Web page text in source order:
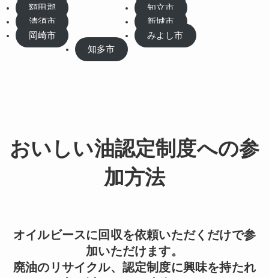
額田郡
知立市
清須市
新城市
岡崎市
みよし市
知多市
おいしい油認定制度への参
加方法
オイルビースに回収を依頼いただくだけで参
加いただけます。
廃油のリサイクル、認定制度に興味を持たれ